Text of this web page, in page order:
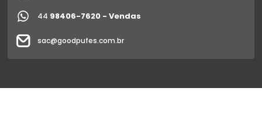
44 98406-7620 - Vendas
sac@goodpufes.com.br